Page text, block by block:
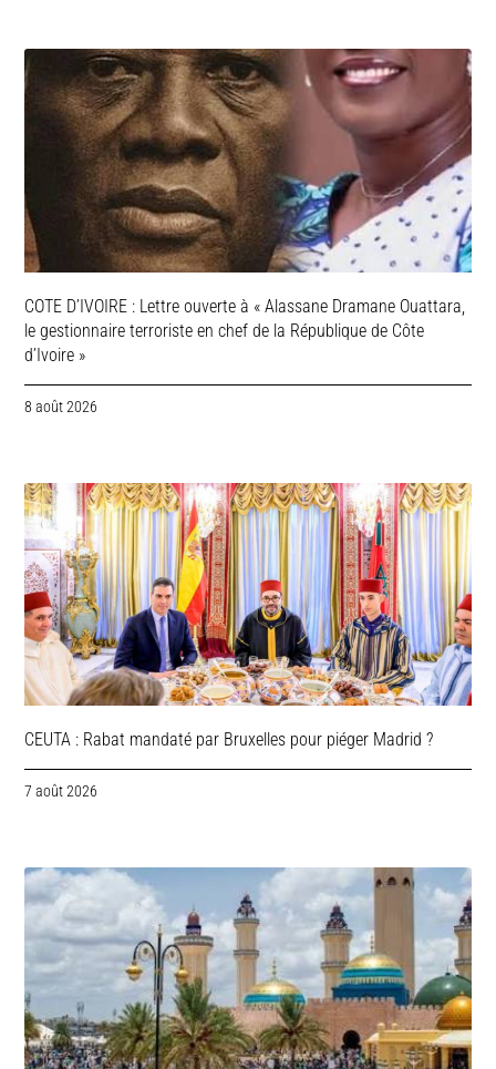
COTE D’IVOIRE : Lettre ouverte à « Alassane Dramane Ouattara,
le gestionnaire terroriste en chef de la République de Côte
d’Ivoire »
8 août 2026
CEUTA : Rabat mandaté par Bruxelles pour piéger Madrid ?
7 août 2026